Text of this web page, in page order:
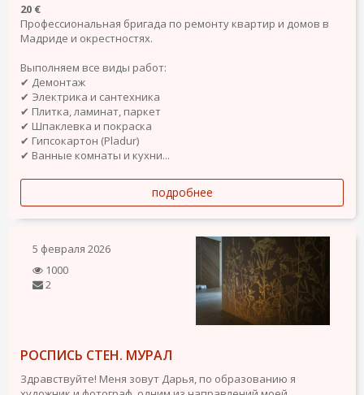
20 €
Профессиональная бригада по ремонту квартир и домов в
Мадриде и окрестностях.
Выполняем все виды работ:
✔ Демонтаж
✔ Электрика и сантехника
✔ Плитка, ламинат, паркет
✔ Шпаклевка и покраска
✔ Гипсокартон (Pladur)
✔ Ванные комнаты и кухни...
подробнее
5 февраля 2026
1000
2
РОСПИСЬ СТЕН. МУРАЛ
Здравствуйте! Меня зовут Дарья, по образованию я